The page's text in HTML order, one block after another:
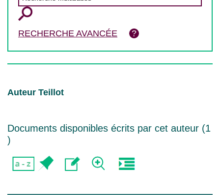
RECHERCHE AVANCÉE
Auteur Teillot
Documents disponibles écrits par cet auteur (1
)